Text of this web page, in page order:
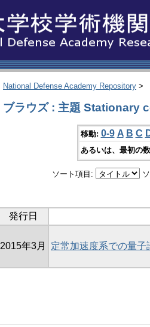
National Defense Academy Repository >
ブラウズ : 主題 Stationary
移動: 0-9 A B C
あるいは、最初の
ソート項目:
発行日
2015年3月 定常加速度系での量